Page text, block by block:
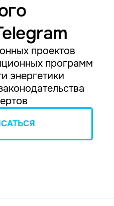
проектов
программ
энергетики